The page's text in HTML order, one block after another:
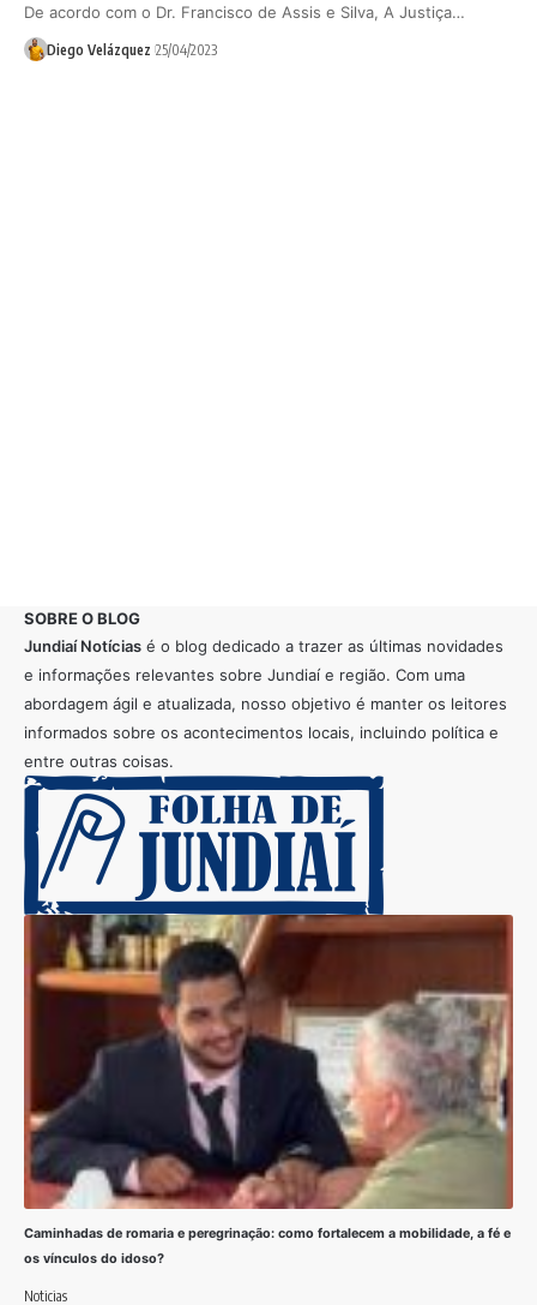
De acordo com o Dr. Francisco de Assis e Silva, A Justiça…
Diego Velázquez 25/04/2023
SOBRE O BLOG
Jundiaí Notícias é o blog dedicado a trazer as últimas novidades
e informações relevantes sobre Jundiaí e região. Com uma
abordagem ágil e atualizada, nosso objetivo é manter os leitores
informados sobre os acontecimentos locais, incluindo política e
entre outras coisas.
Caminhadas de romaria e peregrinação: como fortalecem a mobilidade, a fé e
os vínculos do idoso?
Noticias